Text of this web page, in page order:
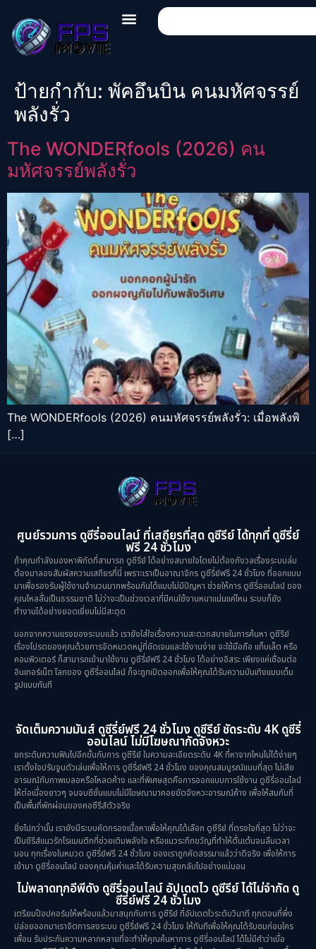
ป้ายกำกับ: พัคอึนบิน คนมหัศจรรย์
พลังรั่ว
The WONDERfools (2026) คน
มหัศจรรย์พลังรั่ว
The WONDERfools (2026) คนมหัศจรรย์พลังรั่ว: เมื่อพลังพิ
[…]
ศูนย์รวมการ ดูซีรี่ออนไลน์ ที่เสถียรที่สุด ดูซีรีย์ ได้ทุกที่ ดูซีรี่ย์
ฟรี 24 ชั่วโมง
ถ้าคุณกำลังมองหาพิกัดที่สามารถ ดูซีรีย์ ได้อย่างสบายใจโดยไม่ต้องกังวลเรื่องระบบล่ม
ต้องมาลองสัมผัสความเสถียรที่นี่ เพราะเราเป็นอาณาจักร ดูซีรี่ย์ฟรี 24 ชั่วโมง ที่ออกแบบ
มาเพื่อรองรับผู้ใช้งานจำนวนมากพร้อมกันได้แบบไม่มีปัญหา ช่วยให้การ ดูซีรี่ออนไลน์ ของ
คุณไหลลื่นเป็นธรรมชาติ ไม่ว่าจะเป็นช่วงเวลาที่มีคนใช้งานหนาแน่นแค่ไหน ระบบก็ยัง
ทำงานได้อย่างยอดเยี่ยมไม่มีสะดุด
นอกจากความแรงของระบบแล้ว เรายังใส่ใจเรื่องความสะดวกสบายในการค้นหา ดูซีรีย์
เรื่องโปรดของคุณด้วยการจัดหมวดหมู่ที่ชัดเจนและใช้งานง่าย จะใช้มือถือ แท็บเล็ต หรือ
คอมพิวเตอร์ ก็สามารถเข้ามาใช้งาน ดูซีรี่ย์ฟรี 24 ชั่วโมง ได้อย่างอิสระ เพียงแค่เชื่อมต่อ
อินเทอร์เน็ต โลกของ ดูซีรี่ออนไลน์ ก็จะถูกเปิดออกเพื่อให้คุณได้รับความบันเทิงแบบเต็ม
รูปแบบทันที
จัดเต็มความมันส์ ดูซีรี่ย์ฟรี 24 ชั่วโมง ดูซีรีย์ ชัดระดับ 4K ดูซีรี่
ออนไลน์ ไม่มีโฆษณากัดจังหวะ
ยกระดับความฟินไปอีกขั้นกับการ ดูซีรีย์ ในความละเอียดระดับ 4K ที่หาจากไหนไม่ได้ง่ายๆ
เราตั้งใจปรับจูนตัวเล่นเพื่อให้การ ดูซีรี่ย์ฟรี 24 ชั่วโมง ของคุณสมบูรณ์แบบที่สุด ไม่เสีย
อารมณ์กับภาพเบลอหรือโหลดค้าง และที่พิเศษสุดคือการออกแบบการใช้งาน ดูซีรี่ออนไลน์
ให้ต่อเนื่องยาวๆ จนจบซีซั่นแบบไม่มีโฆษณามาคอยขัดจังหวะอารมณ์ค้าง เพื่อให้สมกับที่
เป็นพื้นที่พักผ่อนของคอซีรีส์ตัวจริง
ยิ่งไปกว่านั้น เรายังมีระบบคัดกรองเนื้อหาเพื่อให้คุณได้เลือก ดูซีรีย์ ที่ตรงใจที่สุด ไม่ว่าจะ
เป็นซีรีส์แนวรักโรแมนติกที่ช่วยเติมพลังใจ หรือแนวระทึกขวัญที่ทำให้ตื่นเต้นจนลืมเวลา
นอน ทุกเรื่องในหมวด ดูซีรี่ย์ฟรี 24 ชั่วโมง ของเราถูกคัดสรรมาแล้วว่าดีจริง เพื่อให้การ
เข้ามา ดูซีรี่ออนไลน์ ของคุณคุ้มค่าและได้รับความสุขกลับไปอย่างแน่นอน
ไม่พลาดทุกอีพีดัง ดูซีรี่ออนไลน์ อัปเดตไว ดูซีรีย์ ได้ไม่จำกัด ดู
ซีรี่ย์ฟรี 24 ชั่วโมง
เตรียมป๊อปคอร์นให้พร้อมแล้วมาสนุกกับการ ดูซีรีย์ ที่อัปเดตไวระดับวินาที ทุกตอนที่พึ่ง
ปล่อยออกมาเราจัดการลงระบบ ดูซีรี่ย์ฟรี 24 ชั่วโมง ให้ทันทีเพื่อให้คุณได้รับชมก่อนใคร
เพื่อน รับประกันความหลากหลายที่จะทำให้คุณค้นหาการ ดูซีรี่ออนไลน์ ได้ไม่มีคำว่าเบื่อ